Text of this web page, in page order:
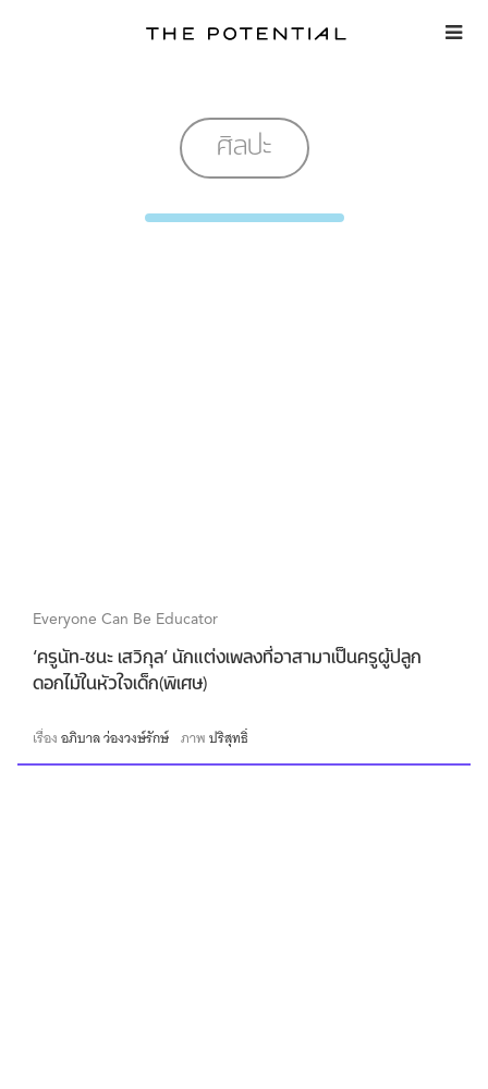
ศิลปะ
Everyone Can Be Educator
‘ครูนัท-ชนะ เสวิกุล’ นักแต่งเพลงที่อาสามาเป็นครูผู้ปลูก
ดอกไม้ในหัวใจเด็ก(พิเศษ)
เรื่องอภิบาล ว่องวงษ์รักษ์ ภาพปริสุทธิ์